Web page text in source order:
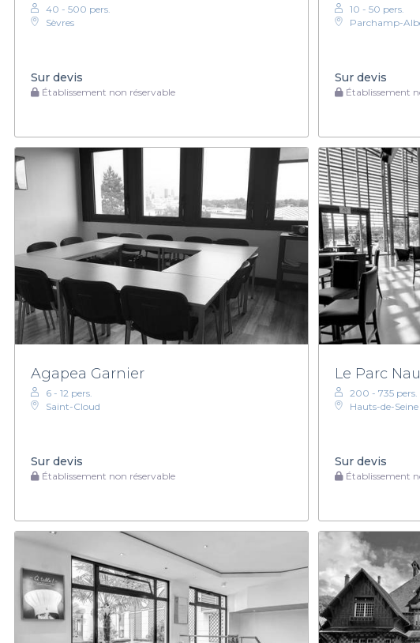
40 - 500 pers.
Sèvres
Sur devis
Établissement non réservable
10 - 50 pers.
Parchamp-
Sur devis
Établissement
Agapea Garnier
6 - 12 pers.
Saint-Cloud
Sur devis
Établissement non réservable
Le Parc
200 - 735 pers.
Hauts-de-Seine
Sur devis
Établissement